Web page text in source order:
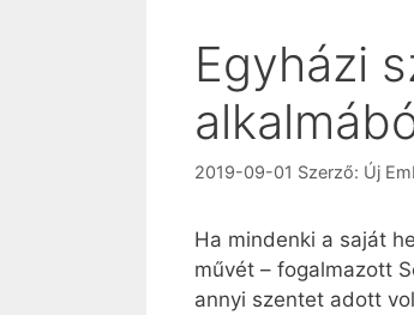
Egyházi
2019-09-01 Szerző: Új
Ha mindenki a saját
művét – fogalmazott
annyi szentet adott